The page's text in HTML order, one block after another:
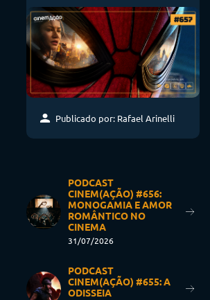
Publicado por: Rafael Arinelli
PODCAST
CINEM(AÇÃO) #656:
MONOGAMIA E AMOR
ROMÂNTICO NO
CINEMA
31/07/2026
PODCAST
CINEM(AÇÃO) #655: A
ODISSEIA